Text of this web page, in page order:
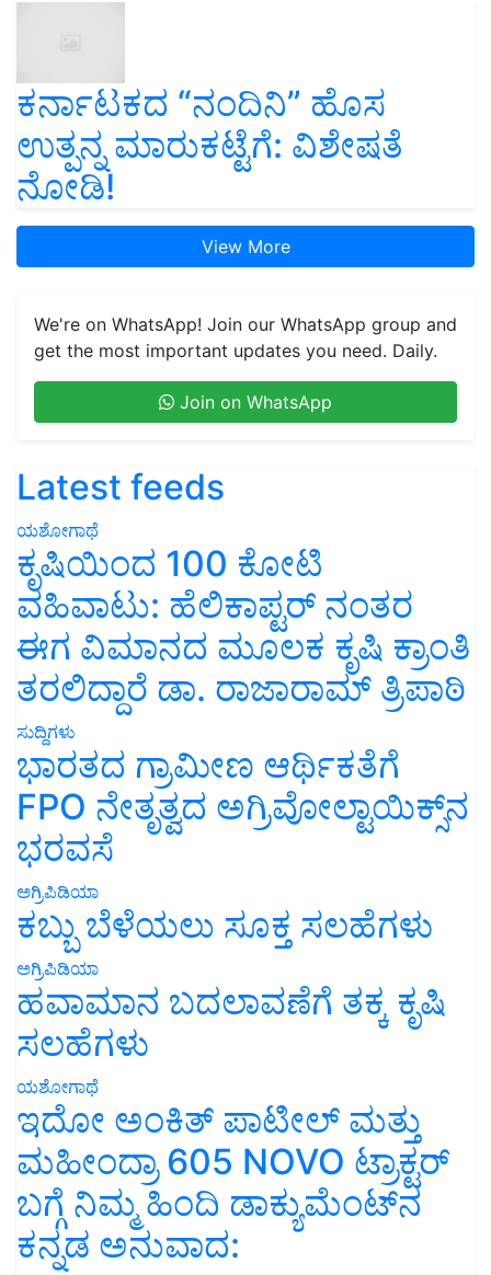
ಕರ್ನಾಟಕದ “ನಂದಿನಿ” ಹೊಸ
ಉತ್ಪನ್ನ ಮಾರುಕಟ್ಟೆಗೆ: ವಿಶೇಷತೆ
ನೋಡಿ!
View More
We're on WhatsApp! Join our WhatsApp group and
get the most important updates you need. Daily.
Join on WhatsApp
Latest feeds
ಯಶೋಗಾಥೆ
ಕೃಷಿಯಿಂದ 100 ಕೋಟಿ
ವಹಿವಾಟು: ಹೆಲಿಕಾಪ್ಟರ್ ನಂತರ
ಈಗ ವಿಮಾನದ ಮೂಲಕ ಕೃಷಿ ಕ್ರಾಂತಿ
ತರಲಿದ್ದಾರೆ ಡಾ. ರಾಜಾರಾಮ್ ತ್ರಿಪಾಠಿ
ಸುದ್ದಿಗಳು
ಭಾರತದ ಗ್ರಾಮೀಣ ಆರ್ಥಿಕತೆಗೆ
FPO ನೇತೃತ್ವದ ಅಗ್ರಿವೋಲ್ಟಾಯಿಕ್ಸ್‌ನ
ಭರವಸೆ
ಅಗ್ರಿಪಿಡಿಯಾ
ಕಬ್ಬು ಬೆಳೆಯಲು ಸೂಕ್ತ ಸಲಹೆಗಳು
ಅಗ್ರಿಪಿಡಿಯಾ
ಹವಾಮಾನ ಬದಲಾವಣೆಗೆ ತಕ್ಕ ಕೃಷಿ
ಸಲಹೆಗಳು
ಯಶೋಗಾಥೆ
ಇದೋ ಅಂಕಿತ್ ಪಾಟೀಲ್ ಮತ್ತು
ಮಹೀಂದ್ರಾ 605 NOVO ಟ್ರಾಕ್ಟರ್
ಬಗ್ಗೆ ನಿಮ್ಮ ಹಿಂದಿ ಡಾಕ್ಯುಮೆಂಟ್‌ನ
ಕನ್ನಡ ಅನುವಾದ: